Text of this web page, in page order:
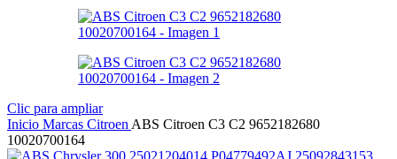
Clic para ampliar
Inicio Marcas Citroen ABS Citroen C3 C2 9652182680
10020700164